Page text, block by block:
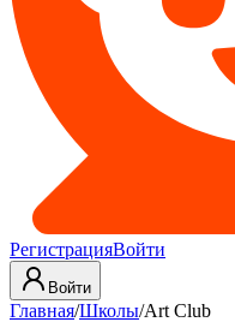
РегистрацияВойти
Войти
Главная/Школы/Art Club